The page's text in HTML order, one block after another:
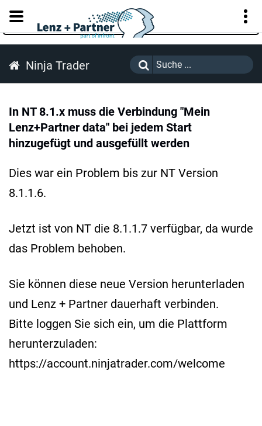
KUNDENPORTAL
Ninja Trader
In NT 8.1.x muss die Verbindung "Mein
Lenz+Partner data" bei jedem Start
hinzugefügt und ausgefüllt werden
Dies war ein Problem bis zur NT Version
8.1.1.6.
Jetzt ist von NT die 8.1.1.7 verfügbar, da wurde
das Problem behoben.
Sie können diese neue Version herunterladen
und Lenz + Partner dauerhaft verbinden.
Bitte loggen Sie sich ein, um die Plattform
herunterzuladen:
https://account.ninjatrader.com/welcome